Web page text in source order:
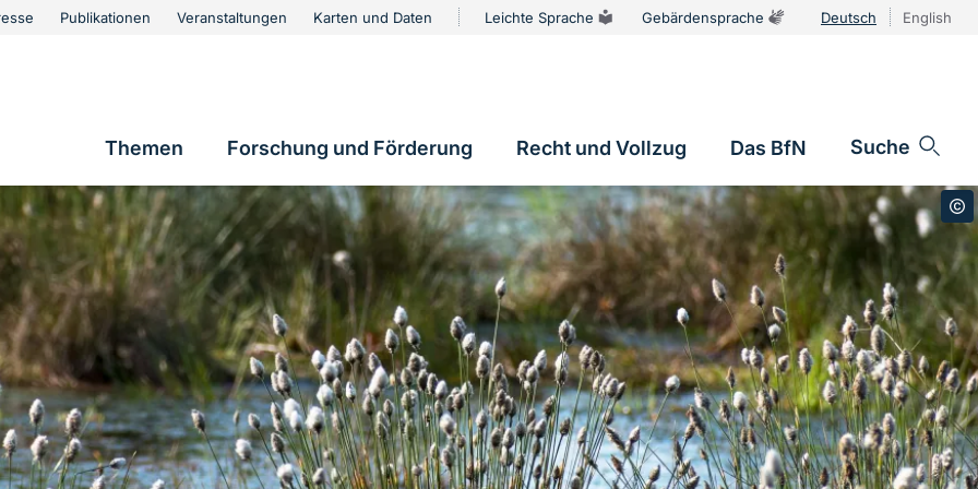
Publikationen Veranstaltungen Karten und Daten Leichte Sprache Gebärdensprache Deutsch English
Hauptnavigation
Themen Forschung und Förderung Recht und Vollzug Das BfN Suche